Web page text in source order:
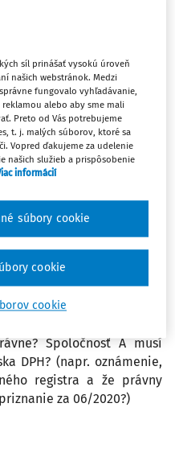
od 12. 6. 2020.
patrí. Právny nástupca C
podať za zaniknutú
k DPH tak za posledné
Predpokladáme, že
12. 6. 2020 mesačným
06/2020 musí podať
uvedie aj plnenia
vydané faktúry (ak boli
súhrnnom výkaze za 2.
nástupca C sa musí
so správcom a
údajmi musí podať hore
Spoločnosť A musí
DPH? (napr. oznámenie,
registra a že právny
za 06/2020?)
síl prinášať vysokú úroveň
našich webstránok. Medzi
fungovalo vyhľadávanie,
alebo aby sme mali
Preto od Vás potrebujeme
t. j. malých súborov, ktoré sa
Vopred ďakujeme za udelenie
našich služieb a prispôsobenie
informácií
cookie
súbory cookie
cookie